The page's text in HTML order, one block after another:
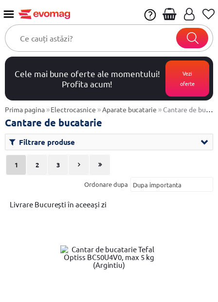
Cele mai bune oferte ale momentului!
Profita acum!
Vezi
oferte
Prima pagina »Electrocasnice »Aparate bucatarie » Cantare de bucatarie
Cantare de bucatarie
Filtrare produse
1 2 3
Ordonare dupa
Livrare București în aceeași zi